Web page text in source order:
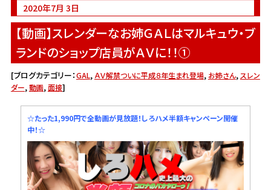
2020年7月 3日
【動画】スレンダーなお姉ＧＡＬはマルキュウ・ブ
ランドのショップ店員がＡＶに！！①
[ブログカテゴリー：GAL, ＡＶ解禁ついに平成８年生まれ登場, お姉さん, スレン
ダー,動画, 面接]
☆たった1,990円で全動画が見放題！しろハメ半額キャンペーン開催
中！☆